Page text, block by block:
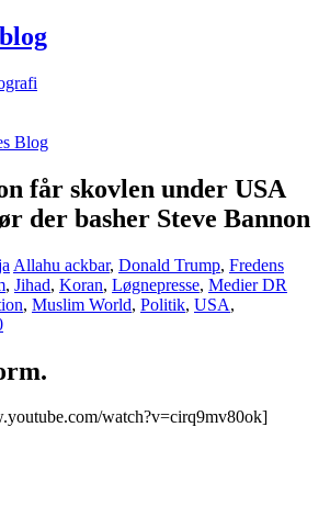
Blog
får skovlen under USA
der basher Steve Bannon
Allahu ackbar, Donald Trump, Fredens
, Jihad, Koran, Løgnepresse, Medier DR
, Muslim World, Politik, USA,
watch?v=cirq9mv80ok]